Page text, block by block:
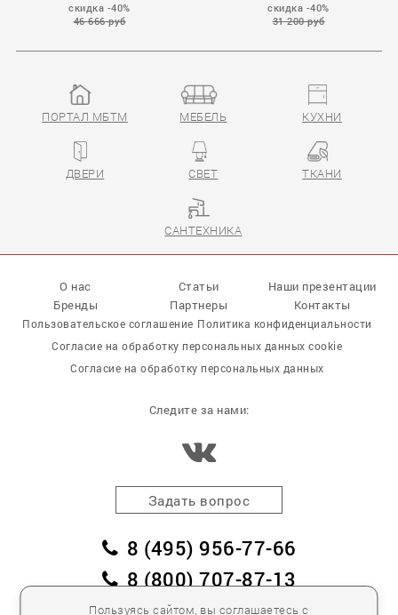
скидка -40%
46 666 руб
скидка -40%
31 200 руб
Пользуясь сайтом, вы соглашаетесь с
ПОРТАЛ МБТМ МЕБЕЛЬ КУХНИ
ДВЕРИ СВЕТ ТКАНИ
САНТЕХНИКА
О нас Статьи
Наши презентации
Бренды
Партнеры Контакты
Пользовательское соглашение Политика конфиденциальности
Согласие на обработку персональных данных cookie
Согласие на обработку персональных данных
Следите за нами:
Задать вопрос
8 (495) 956-77-66
8 (800) 707-87-13
заказать обратный звонок